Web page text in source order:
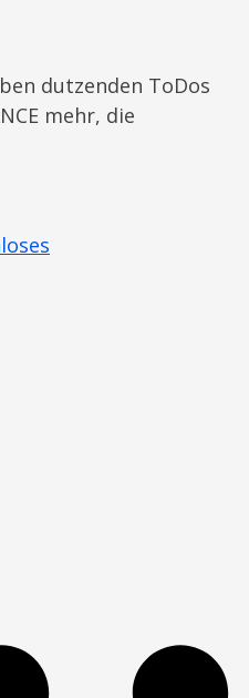
dutzenden ToDos
mehr, die